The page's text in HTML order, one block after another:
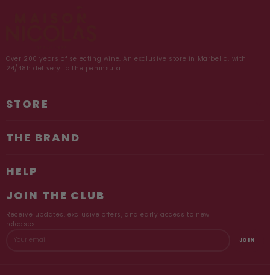
Over 200 years of selecting wine. An exclusive store in Marbella, with
24/48h delivery to the peninsula.
STORE
THE BRAND
HELP
JOIN THE CLUB
Receive updates, exclusive offers, and early access to new
releases.
JOIN